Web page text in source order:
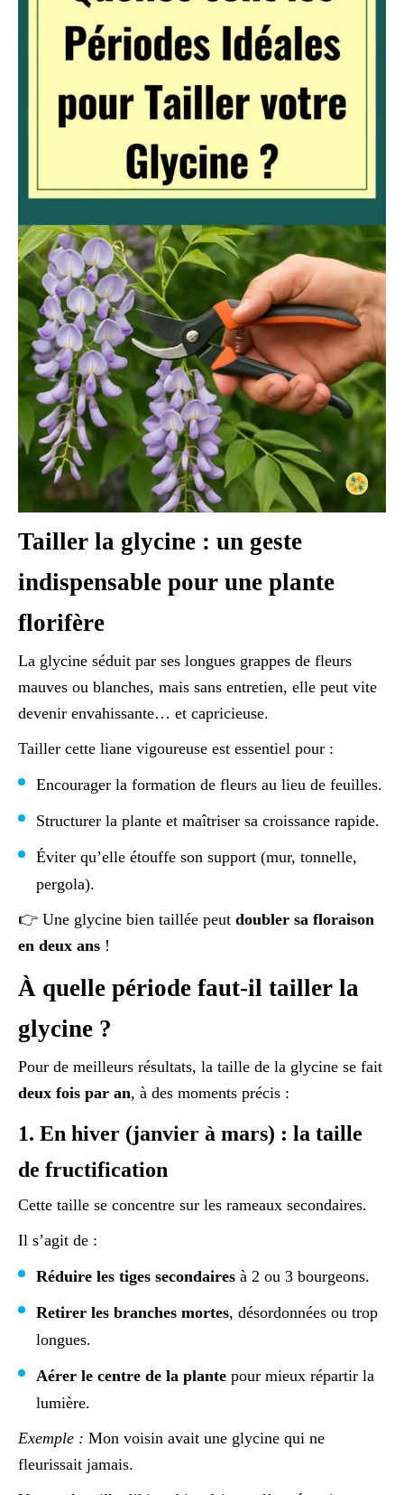
Tailler la glycine : un geste
indispensable pour une plante
florifère
La glycine séduit par ses longues grappes de fleurs
mauves ou blanches, mais sans entretien, elle peut vite
devenir envahissante… et capricieuse.
Tailler cette liane vigoureuse est essentiel pour :
Encourager la formation de fleurs au lieu de feuilles.
Structurer la plante et maîtriser sa croissance rapide.
Éviter qu’elle étouffe son support (mur, tonnelle,
pergola).
👉 Une glycine bien taillée peut doubler sa floraison
en deux ans !
À quelle période faut-il tailler la
glycine ?
Pour de meilleurs résultats, la taille de la glycine se fait
deux fois par an, à des moments précis :
1. En hiver (janvier à mars) : la taille
de fructification
Cette taille se concentre sur les rameaux secondaires.
Il s’agit de :
Réduire les tiges secondaires à 2 ou 3 bourgeons.
Retirer les branches mortes, désordonnées ou trop
longues.
Aérer le centre de la plante pour mieux répartir la
lumière.
Exemple : Mon voisin avait une glycine qui ne
fleurissait jamais.